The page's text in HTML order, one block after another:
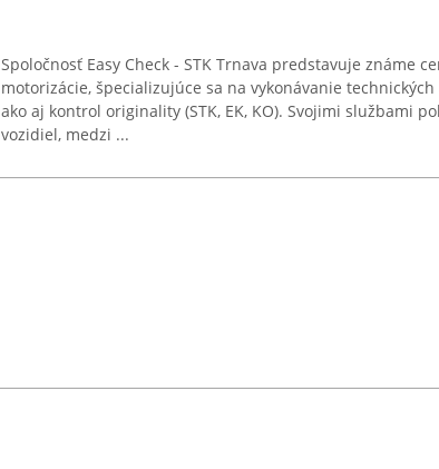
Spoločnosť Easy Check - STK Trnava predstavuje známe
motorizácie, špecializujúce sa na vykonávanie
ako aj kontrol originality (STK, EK, KO). Svojimi službami
vozidiel, medzi ...